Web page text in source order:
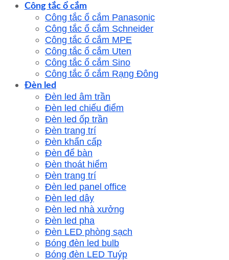
Công tắc ổ cắm
Công tắc ổ cắm Panasonic
Công tắc ổ cắm Schneider
Công tắc ổ cắm MPE
Công tắc ổ cắm Uten
Công tắc ổ cắm Sino
Công tắc ổ cắm Rạng Đông
Đèn led
Đèn led âm trần
Đèn led chiếu điểm
Đèn led ốp trần
Đèn trang trí
Đèn khẩn cấp
Đèn để bàn
Đèn thoát hiểm
Đèn trang trí
Đèn led panel office
Đèn led dây
Đèn led nhà xưởng
Đèn led pha
Đèn LED phòng sạch
Bóng đèn led bulb
Bóng đèn LED Tuýp